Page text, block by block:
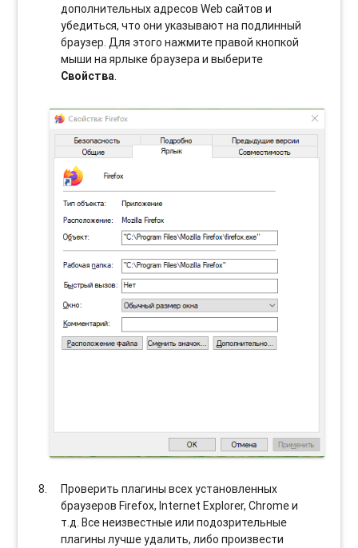
дополнительных адресов Web сайтов и
убедиться, что они указывают на подлинный
браузер. Для этого нажмите правой кнопкой
мыши на ярлыке браузера и выберите
Свойства.
Проверить плагины всех установленных
браузеров Firefox, Internet Explorer, Chrome и
т.д. Все неизвестные или подозрительные
плагины лучше удалить, либо произвести